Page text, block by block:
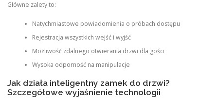
Główne zalety to:
Natychmiastowe powiadomienia o próbach dostępu
Rejestracja wszystkich wejść i wyjść
Możliwość zdalnego otwierania drzwi dla gości
Wysoka odporność na manipulacje
Jak działa inteligentny zamek do drzwi?
Szczegółowe wyjaśnienie technologii